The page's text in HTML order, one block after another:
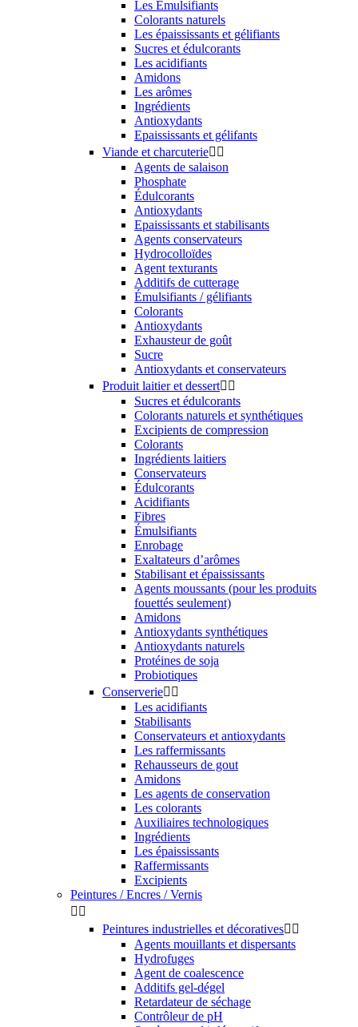
Les Émulsifiants
Colorants naturels
Les épaississants et gélifiants
Sucres et édulcorants
Les acidifiants
Amidons
Les arômes
Ingrédients
Antioxydants
Epaississants et gélifants
Viande et charcuterie 
Agents de salaison
Phosphate
Édulcorants
Antioxydants
Epaississants et stabilisants
Agents conservateurs
Hydrocolloïdes
Agent texturants
Additifs de cutterage
Émulsifiants / gélifiants
Colorants
Antioxydants
Exhausteur de goût
Sucre
Antioxydants et conservateurs
Produit laitier et dessert 
Sucres et édulcorants
Colorants naturels et synthétiques
Excipients de compression
Colorants
Ingrédients laitiers
Conservateurs
Édulcorants
Acidifiants
Fibres
Émulsifiants
Enrobage
Exaltateurs d’arômes
Stabilisant et épaississants
Agents moussants (pour les produits
fouettés seulement)
Amidons
Antioxydants synthétiques
Antioxydants naturels
Protéines de soja
Probiotiques
Conserverie 
Les acidifiants
Stabilisants
Conservateurs et antioxydants
Les raffermissants
Rehausseurs de gout
Amidons
Les agents de conservation
Les colorants
Auxiliaires technologiques
Ingrédients
Les épaississants
Raffermissants
Excipients
Peintures / Encres / Vernis
 
Peintures industrielles et décoratives 
Agents mouillants et dispersants
Hydrofuges
Agent de coalescence
Additifs gel-dégel
Retardateur de séchage
Contrôleur de pH